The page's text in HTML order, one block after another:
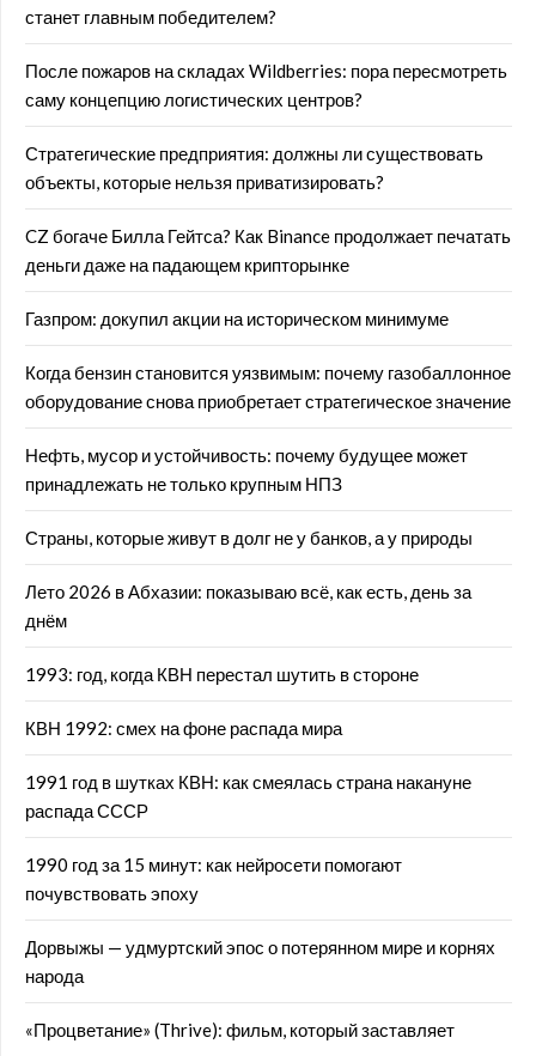
станет главным победителем?
После пожаров на складах Wildberries: пора пересмотреть
саму концепцию логистических центров?
Стратегические предприятия: должны ли существовать
объекты, которые нельзя приватизировать?
CZ богаче Билла Гейтса? Как Binance продолжает печатать
деньги даже на падающем крипторынке
Газпром: докупил акции на историческом минимуме
Когда бензин становится уязвимым: почему газобаллонное
оборудование снова приобретает стратегическое значение
Нефть, мусор и устойчивость: почему будущее может
принадлежать не только крупным НПЗ
Страны, которые живут в долг не у банков, а у природы
Лето 2026 в Абхазии: показываю всё, как есть, день за
днём
1993: год, когда КВН перестал шутить в стороне
КВН 1992: смех на фоне распада мира
1991 год в шутках КВН: как смеялась страна накануне
распада СССР
1990 год за 15 минут: как нейросети помогают
почувствовать эпоху
Дорвыжы — удмуртский эпос о потерянном мире и корнях
народа
«Процветание» (Thrive): фильм, который заставляет